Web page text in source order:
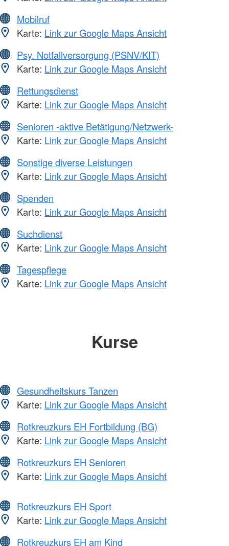
Mobilruf
Karte: Link zur Google Maps Ansicht
Psy. Notfallversorgung (PSNV/KIT)
Karte: Link zur Google Maps Ansicht
Rettungsdienst
Karte: Link zur Google Maps Ansicht
Senioren -aktive Betätigung/Netzwerk-
Karte: Link zur Google Maps Ansicht
Sonstige diverse Leistungen
Karte: Link zur Google Maps Ansicht
Spenden
Karte: Link zur Google Maps Ansicht
Suchdienst
Karte: Link zur Google Maps Ansicht
Tagespflege
Karte: Link zur Google Maps Ansicht
Kurse
Gesundheitskurs Tanzen
Karte: Link zur Google Maps Ansicht
Rotkreuzkurs EH Fortbildung (BG)
Karte: Link zur Google Maps Ansicht
Rotkreuzkurs EH Senioren
Karte: Link zur Google Maps Ansicht
Rotkreuzkurs EH Sport
Karte: Link zur Google Maps Ansicht
Rotkreuzkurs EH am Kind